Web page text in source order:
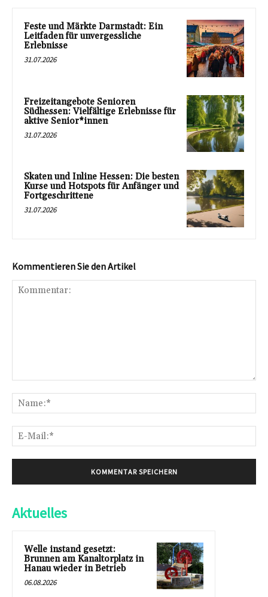
Feste und Märkte Darmstadt: Ein
Leitfaden für unvergessliche
Erlebnisse
31.07.2026
Freizeitangebote Senioren
Südhessen: Vielfältige Erlebnisse für
aktive Senior*innen
31.07.2026
Skaten und Inline Hessen: Die besten
Kurse und Hotspots für Anfänger und
Fortgeschrittene
31.07.2026
Kommentieren Sie den Artikel
Aktuelles
Welle instand gesetzt:
Brunnen am Kanaltorplatz in
Hanau wieder in Betrieb
06.08.2026